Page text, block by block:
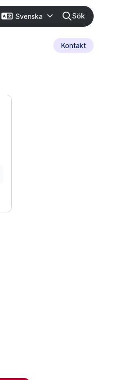
Svenska Sök
Kontakt